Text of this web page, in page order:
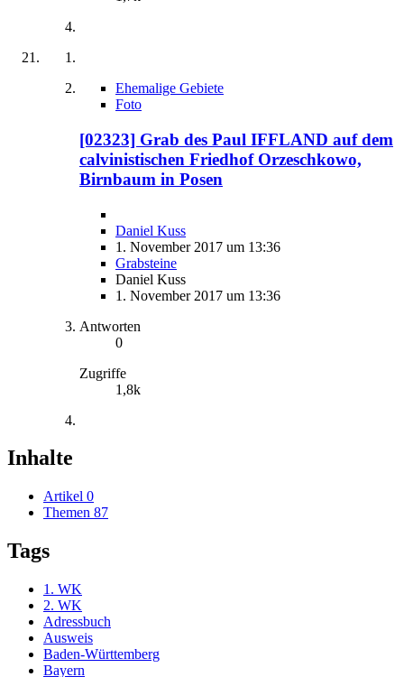
Ehemalige Gebiete
Foto
[02323] Grab des Paul IFFLAND auf dem
calvinistischen Friedhof Orzeschkowo,
Birnbaum in Posen
Daniel Kuss
1. November 2017 um 13:36
Grabsteine
Daniel Kuss
1. November 2017 um 13:36
Antworten
0
Zugriffe
1,8k
Inhalte
Artikel 0
Themen 87
Tags
1. WK
2. WK
Adressbuch
Ausweis
Baden-Württemberg
Bayern